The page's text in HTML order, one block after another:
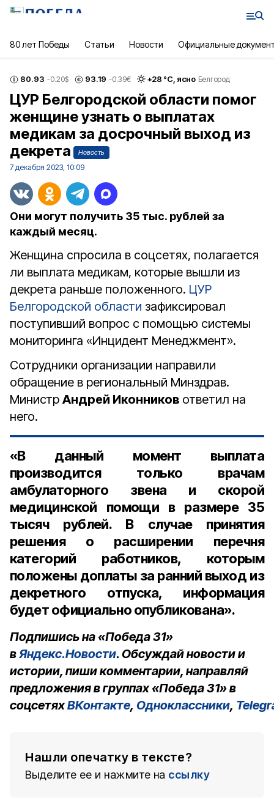
80 лет Победы Статьи Новости Официальные
80.93 -0.20$ 93.19 -0.39€ +28 °С, ясно Белгород
ЦУР Белгородской области помог
женщине узнать о выплатах
медикам за досрочный выход из
декрета
Новость
7 декабря 2023, 10:09
Они могут получить 35 тыс. рублей за
каждый месяц.
Женщина спросила в соцсетях, полагается
ли выплата медикам, которые вышли из
декрета раньше положенного. ЦУР
Белгородской области зафиксировал
поступивший вопрос с помощью системы
мониторинга «Инцидент Менеджмент».
Сотрудники организации направили
обращение в региональный Минздрав.
Министр Андрей Иконников ответил на
него.
«В данный момент выплата
производится только врачам
амбулаторного звена и скорой
медицинской помощи в размере 35
тысяч рублей. В случае принятия
решения о расширении перечня
категорий работников, которым
положены доплаты за ранний выход из
декретного отпуска, информация
будет официально опубликована».
Подпишись на «Победа 31»
вЯндекс.Новости. Обсуждай новости и
истории, пиши комментарии, направляй
предложения в группах «Победа 31» в
соцсетяхВКонтакте, Одноклассники,
Нашли опечатку в тексте?
Выделите ее и нажмите на ссылку